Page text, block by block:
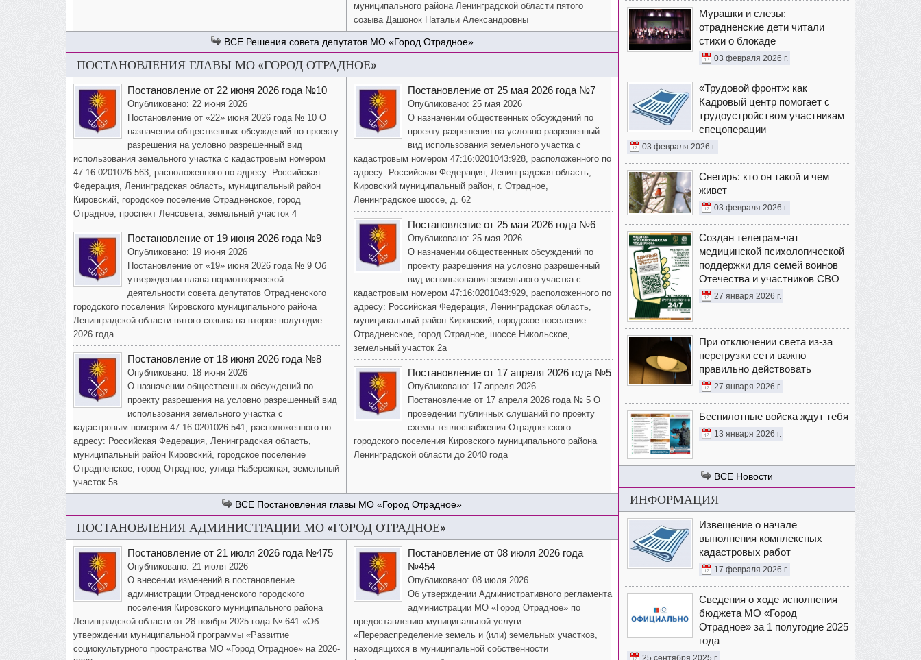
муниципального района Ленинградской области пятого
созыва Дашонок Натальи Александровны
Решения совета депутатов МО «Город Отрадное»
ПОСТАНОВЛЕНИЯ ГЛАВЫ МО «ГОРОД ОТРАДНОЕ»
Постановление от 22 июня 2026 года №10
Опубликовано: 22 июня 2026
Постановление от «22» июня 2026 года № 10 О
назначении общественных обсуждений по проекту
разрешения на условно разрешенный вид
использования земельного участка с кадастровым номером
47:16:0201026:563, расположенного по адресу: Российская
Федерация, Ленинградская область, муниципальный район
Кировский, городское поселение Отрадненское, город
Отрадное, проспект Ленсовета, земельный участок 4
Постановление от 19 июня 2026 года №9
Опубликовано: 19 июня 2026
Постановление от «19» июня 2026 года № 9 Об
утверждении плана нормотворческой
деятельности совета депутатов Отрадненского
городского поселения Кировского муниципального района
Ленинградской области пятого созыва на второе полугодие
2026 года
Постановление от 18 июня 2026 года №8
Опубликовано: 18 июня 2026
О назначении общественных обсуждений по
проекту разрешения на условно разрешенный вид
использования земельного участка с
кадастровым номером 47:16:0201026:541, расположенного по
адресу: Российская Федерация, Ленинградская область,
муниципальный район Кировский, городское поселение
Отрадненское, город Отрадное, улица Набережная, земельный
участок 5в
Постановление от 25 мая 2026 года №7
Опубликовано: 25 мая 2026
О назначении общественных обсуждений по
проекту разрешения на условно разрешенный
вид использования земельного участка с
кадастровым номером 47:16:0201043:928, расположенного по
адресу: Российская Федерация, Ленинградская область,
Кировский муниципальный район, г. Отрадное,
Ленинградское шоссе, д. 62
Постановление от 25 мая 2026 года №6
Опубликовано: 25 мая 2026
О назначении общественных обсуждений по
проекту разрешения на условно разрешенный
вид использования земельного участка с
кадастровым номером 47:16:0201043:929, расположенного по
адресу: Российская Федерация, Ленинградская область,
муниципальный район Кировский, городское поселение
Отрадненское, город Отрадное, шоссе Никольское,
земельный участок 2а
Постановление от 17 апреля 2026 года №5
Опубликовано: 17 апреля 2026
Постановление от 17 апреля 2026 года № 5 О
проведении публичных слушаний по проекту
схемы теплоснабжения Отрадненского
городского поселения Кировского муниципального района
Ленинградской области до 2040 года
Постановления главы МО «Город Отрадное»
ПОСТАНОВЛЕНИЯ АДМИНИСТРАЦИИ МО «ГОРОД ОТРАДНОЕ»
Постановление от 21 июля 2026 года №475
Опубликовано: 21 июля 2026
О внесении изменений в постановление
администрации Отрадненского городского
поселения Кировского муниципального района
Ленинградской области от 28 ноября 2025 года № 641 «Об
утверждении муниципальной программы «Развитие
социокультурного пространства МО «Город Отрадное» на 2026-
Постановление от 08 июля 2026 года
№454
Опубликовано: 08 июля 2026
Об утверждении Административного регламента
администрации МО «Город Отрадное» по
предоставлению муниципальной услуги
«Перераспределение земель и (или) земельных участков,
находящихся в муниципальной собственности
Мурашки и слезы:
отрадненские дети читали
стихи о блокаде
03 февраля 2026 г.
«Трудовой фронт»: как
Кадровый центр помогает с
трудоустройством участникам
спецоперации
03 февраля 2026 г.
Снегирь: кто он такой и чем
живет
03 февраля 2026 г.
Создан телеграм-чат
медицинской психологической
поддержки для семей воинов
Отечества и участников СВО
27 января 2026 г.
При отключении света из-за
перегрузки сети важно
правильно действовать
27 января 2026 г.
Беспилотные войска ждут тебя
13 января 2026 г.
Новости
ИНФОРМАЦИЯ
Извещение о начале
выполнения комплексных
кадастровых работ
17 февраля 2026 г.
Сведения о ходе исполнения
бюджета МО «Город
Отрадное» за 1 полугодие 2025
года